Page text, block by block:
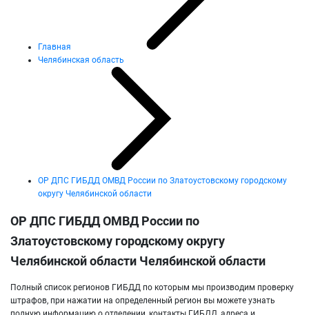
Главная
Челябинская область
ОР ДПС ГИБДД ОМВД России по Златоустовскому городскому
округу Челябинской области
ОР ДПС ГИБДД ОМВД России по
Златоустовскому городскому округу
Челябинской области Челябинской области
Полный список регионов ГИБДД по которым мы производим проверку
штрафов, при нажатии на определенный регион вы можете узнать